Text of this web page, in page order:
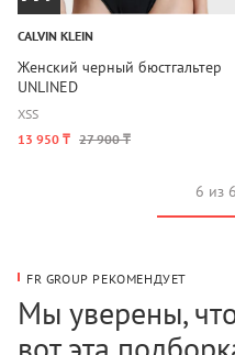
CALVIN KLEIN
Женский черный бюстгальтер
UNLINED
XSS
13 950 ₸ 27 900 ₸
6 из
FR GROUP РЕКОМЕНДУЕТ
Мы уверены,